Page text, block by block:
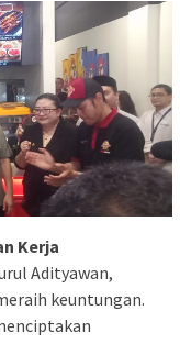
Kerja
Adityawan,
keuntungan.